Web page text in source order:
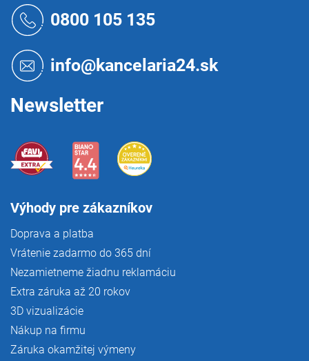
0800 105 135
info@kancelaria24.sk
Newsletter
Výhody pre zákazníkov
Doprava a platba
Vrátenie zadarmo do 365 dní
Nezamietneme žiadnu reklamáciu
Extra záruka až 20 rokov
3D vizualizácie
Nákup na firmu
Záruka okamžitej výmeny